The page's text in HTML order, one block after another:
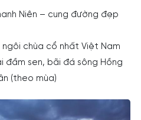
Niên – cung đường đẹp
chùa cổ nhất Việt Nam
đầm sen, bãi đá sông Hồng
(theo mùa)